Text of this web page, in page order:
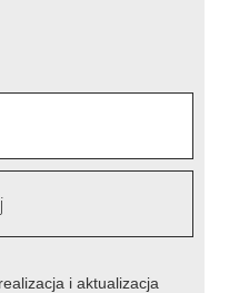
i aktualizacja